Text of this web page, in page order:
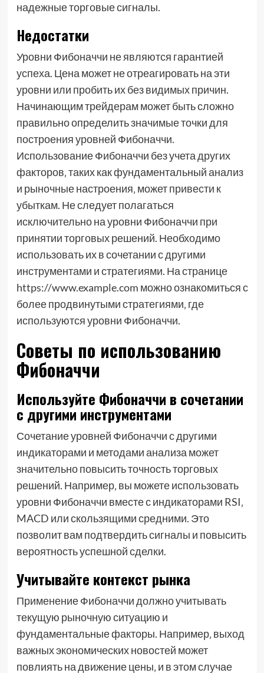
надежные торговые сигналы.
Недостатки
Уровни Фибоначчи не являются гарантией
успеха. Цена может не отреагировать на эти
уровни или пробить их без видимых причин.
Начинающим трейдерам может быть сложно
правильно определить значимые точки для
построения уровней Фибоначчи.
Использование Фибоначчи без учета других
факторов‚ таких как фундаментальный анализ
и рыночные настроения‚ может привести к
убыткам. Не следует полагаться
исключительно на уровни Фибоначчи при
принятии торговых решений. Необходимо
использовать их в сочетании с другими
инструментами и стратегиями. На странице
https://www.example.com можно ознакомиться с
более продвинутыми стратегиями‚ где
используются уровни Фибоначчи.
Советы по использованию
Фибоначчи
Используйте Фибоначчи в сочетании
с другими инструментами
Сочетание уровней Фибоначчи с другими
индикаторами и методами анализа может
значительно повысить точность торговых
решений. Например‚ вы можете использовать
уровни Фибоначчи вместе с индикаторами RSI‚
MACD или скользящими средними. Это
позволит вам подтвердить сигналы и повысить
вероятность успешной сделки.
Учитывайте контекст рынка
Применение Фибоначчи должно учитывать
текущую рыночную ситуацию и
фундаментальные факторы. Например‚ выход
важных экономических новостей может
повлиять на движение цены‚ и в этом случае